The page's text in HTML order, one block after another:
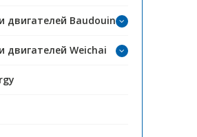
двигателей Baudouin
двигателей Weichai